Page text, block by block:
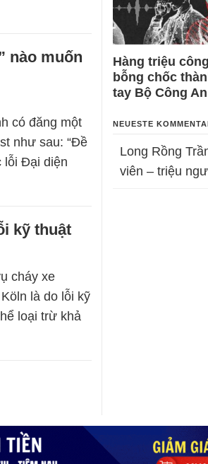
nào muốn
có đăng một
như sau: “Đề
lỗi Đại diện
kỹ thuật
cháy xe
là do lỗi kỹ
loại trừ khả
Hàng triệu
bỗng chốc
tay Bộ Công An
NEUESTE
Long Rồng
viên – triệu